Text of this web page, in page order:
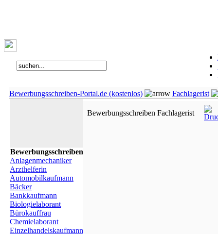
Bewerbungsschreiben-Portal.de (kostenlos) Fachlagerist
Bewerbungsschreiben
Anlagenmechaniker
Arzthelferin
Automobilkaufmann
Bäcker
Bankkaufmann
Biologielaborant
Bürokauffrau
Chemielaborant
Einzelhandelskaufmann
Bewerbungsschreiben Fachlagerist